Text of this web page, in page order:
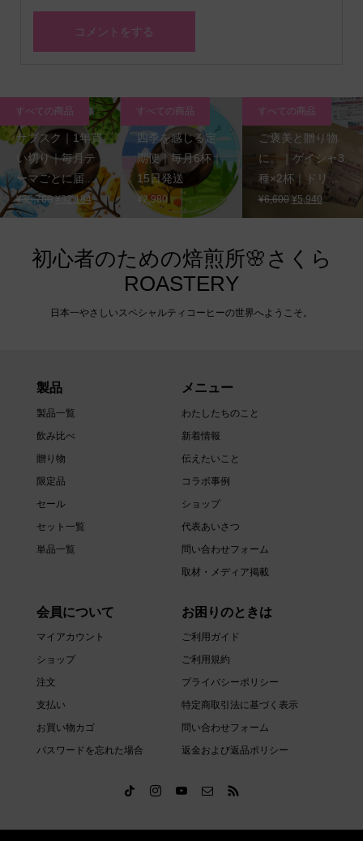
サブスク｜1年買
い切り｜毎月テ
ーマごとに届...
¥35,760元
格
は
し
¥32,184現
在
価
格
で
すべての商品
四季を感じる定
期便｜毎月6杯｜
15日発送
¥2,980
すべての商品
ご褒美と贈り物
に。｜ゲイシャ3
種×2杯｜ドリ...
¥6,600 元
の
格
は
し
¥5,940現
在
価
格
すべての商品
初心者のための焙煎所🌸さくら
ROASTERY
日本一やさしいスペシャルティコーヒーの世界へようこそ。
製品
製品一覧
飲み比べ
贈り物
限定品
セール
セット一覧
単品一覧
メニュー
わたしたちのこと
新着情報
伝えたいこと
コラボ事例
ショップ
代表あいさつ
問い合わせフォーム
取材・メディア掲載
会員について
マイアカウント
ショップ
注文
支払い
お買い物カゴ
パスワードを忘れた場合
お困りのときは
ご利用ガイド
ご利用規約
プライバシーポリシー
特定商取引法に基づく表示
問い合わせフォーム
返金および返品ポリシー